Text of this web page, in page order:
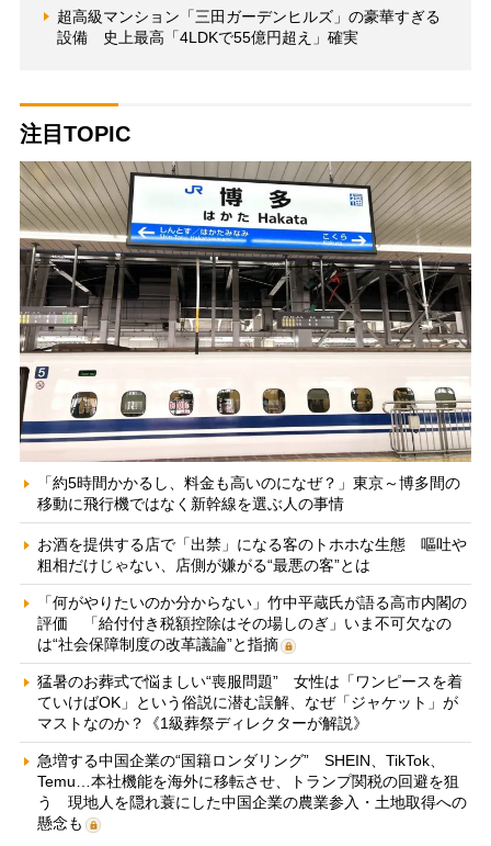
超高級マンション「三田ガーデンヒルズ」の豪華すぎる
設備 史上最高「4LDKで55億円超え」確実
注目TOPIC
「約5時間かかるし、料金も高いのになぜ？」東京～博多間の
移動に飛行機ではなく新幹線を選ぶ人の事情
お酒を提供する店で「出禁」になる客のトホホな生態 嘔吐や
粗相だけじゃない、店側が嫌がる“最悪の客”とは
「何がやりたいのか分からない」竹中平蔵氏が語る高市内閣の
評価 「給付付き税額控除はその場しのぎ」いま不可欠なの
は“社会保障制度の改革議論”と指摘
猛暑のお葬式で悩ましい“喪服問題” 女性は「ワンピースを着
ていけばOK」という俗説に潜む誤解、なぜ「ジャケット」が
マストなのか？《1級葬祭ディレクターが解説》
急増する中国企業の“国籍ロンダリング” SHEIN、TikTok、
Temu…本社機能を海外に移転させ、トランプ関税の回避を狙
う 現地人を隠れ蓑にした中国企業の農業参入・土地取得への
懸念も